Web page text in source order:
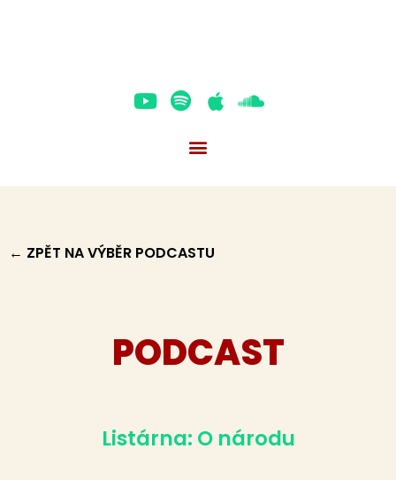
Youtube
Spotify
AppleSoundcloud
← ZPĚT NA VÝBĚR PODCASTU
PODCAST
Listárna: O národu